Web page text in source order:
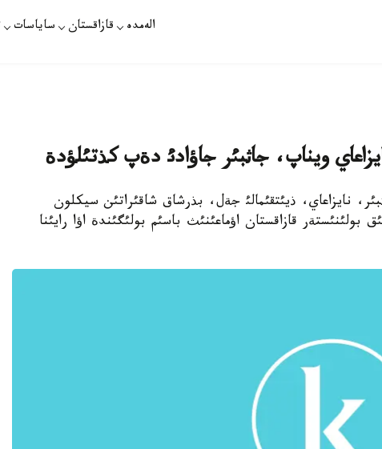
الەمدە قازاقستان ساياسات
ويناپ، جاثبئر جاؤادئ دةپ كذتئلؤدة
- جاثبئر، نايزاعاي، ذيئتقئمالئ جةل، بذرشاق شاقئراتئن سيكلون
بولئنئستةر قازاقستان اؤماعئنئث باسئم بولئگئندة اؤا رايئنا